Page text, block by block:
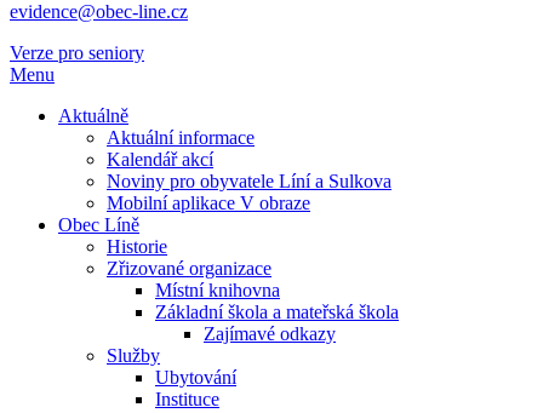
evidence@obec-line.cz
Verze pro seniory
Menu
Aktuálně
Aktuální informace
Kalendář akcí
Noviny pro obyvatele Líní a Sulkova
Mobilní aplikace V obraze
Obec Líně
Historie
Zřizované organizace
Místní knihovna
Základní škola a mateřská škola
Zajímavé odkazy
Služby
Ubytování
Instituce